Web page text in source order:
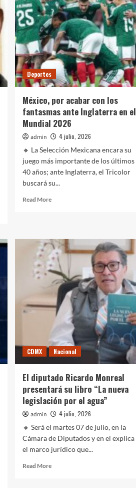
a
niño
sobreviviente
de
sismos
de
Venezuela
Deportes
México, por acabar con los
fantasmas ante Inglaterra en el
Mundial 2026
admin
4 julio, 2026
🔸 La Selección Mexicana encara su
juego más importante de los últimos
40 años; ante Inglaterra, el Tricolor
buscará su...
Read MoreRead
acabar
con
los
fantasmas
ante
Inglaterra
en
el
Mundial
CDMX Nacional
El diputado Ricardo Monreal
presentará su libro “La nueva
legislación por el agua”
admin
4 julio, 2026
🔸 Será el martes 07 de julio, en la
Cámara de Diputados y en el explica
el marco jurídico que...
Read MoreRead